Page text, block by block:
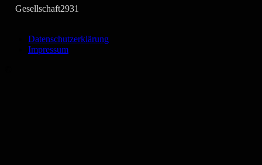
Gesellschaft2931
Datenschutzerklärung
Impressum